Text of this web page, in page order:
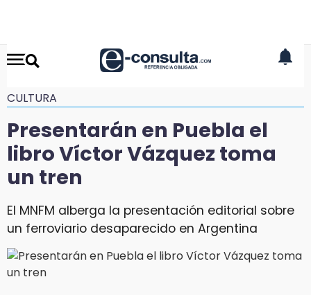
CULTURA
Presentarán en Puebla el
libro Víctor Vázquez toma
un tren
El MNFM alberga la presentación editorial sobre
un ferroviario desaparecido en Argentina